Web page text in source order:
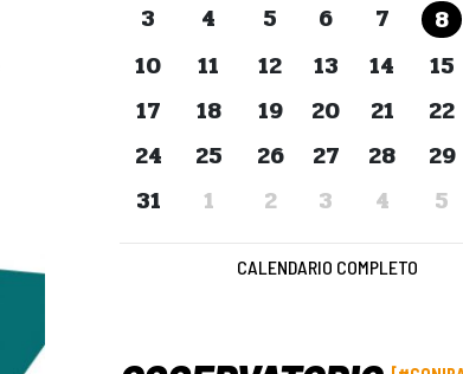
3
4 5 6 7 8
10
11 12 13 14 15
17
18 19 20 21 22
24
25 26 27 28 29
31
1 2 3 4 5
CALENDARIO COMPLETO